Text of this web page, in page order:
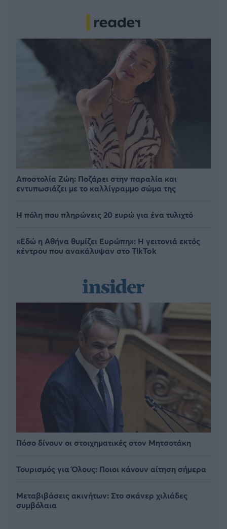
Αποστολία Ζώη: Ποζάρει στην παραλία και
εντυπωσιάζει με το καλλίγραμμο σώμα της
Η πόλη που πληρώνεις 20 ευρώ για ένα τυλιχτό
«Εδώ η Αθήνα θυμίζει Ευρώπη»: H γειτονιά εκτός
κέντρου που ανακάλυψαν στο TikTok
Πόσο δίνουν οι στοιχηματικές στον Μητσοτάκη
Τουρισμός για Όλους: Ποιοι κάνουν αίτηση σήμερα
Μεταβιβάσεις ακινήτων: Στο σκάνερ χιλιάδες
συμβόλαια